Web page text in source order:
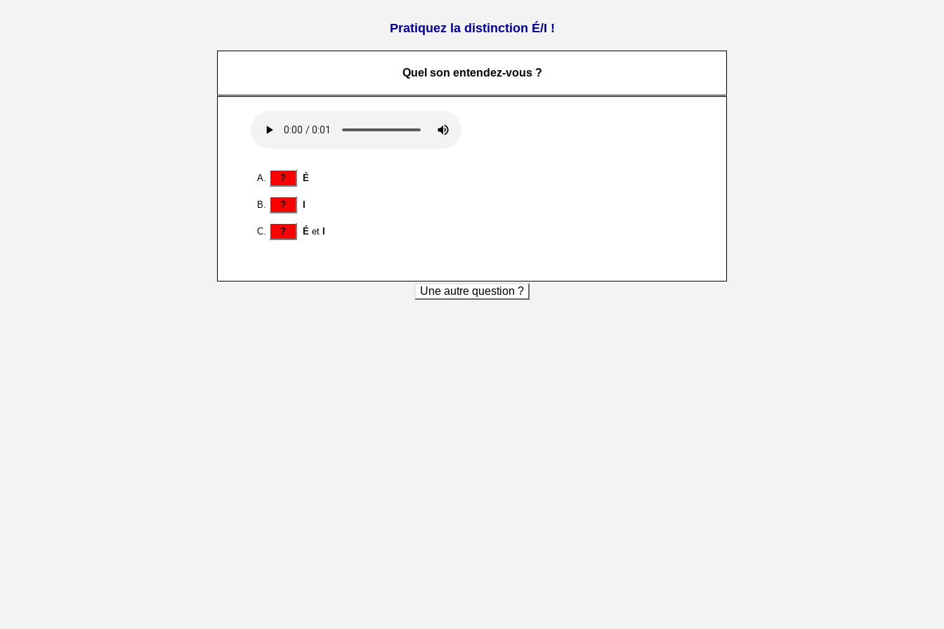
Pratiquez la distinction É/I !
Quel son entendez-vous ?
? É
?
? É et
Une autre question ?